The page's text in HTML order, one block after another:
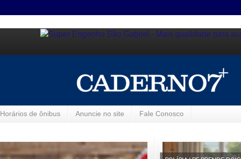
Horários de ônibus Anuncie no site Fale Conosco